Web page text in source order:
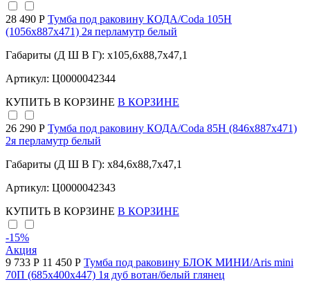
28 490 Р Тумба под раковину КОДА/Coda 105Н
(1056х887х471) 2я перламутр белый
Габариты (Д Ш В Г): x105,6x88,7x47,1
Артикул: Ц0000042344
КУПИТЬ В КОРЗИНЕ В КОРЗИНЕ
26 290 Р Тумба под раковину КОДА/Coda 85Н (846х887х471)
2я перламутр белый
Габариты (Д Ш В Г): x84,6x88,7x47,1
Артикул: Ц0000042343
КУПИТЬ В КОРЗИНЕ В КОРЗИНЕ
-15%
Акция
9 733 Р 11 450 Р Тумба под раковину БЛОК МИНИ/Aris mini
70П (685х400х447) 1я дуб вотан/белый глянец